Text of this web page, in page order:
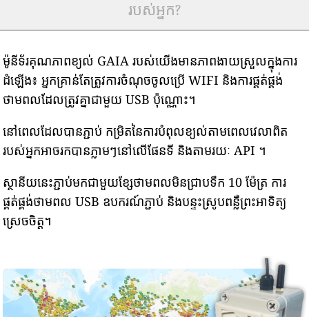
របស់អ្នក?
ម៉ូនីទ័រគុណភាពខ្យល់ GAIA របស់យើងមានភាពងាយស្រួលក្នុងការ
ដំឡើង៖ អ្នកគ្រាន់តែត្រូវការចំណុចចូលប្រើ WIFI និងការផ្គត់ផ្គង់
ថាមពលដែលត្រូវគ្នាជាមួយ USB ប៉ុណ្ណោះ។
នៅពេលដែលបានភ្ជាប់ កម្រិតនៃការបំពុលខ្យល់តាមពេលវេលាពិត
របស់អ្នកអាចរកបានភ្លាមៗនៅលើផែនទី និងតាមរយៈ API ។
ស្ថានីយនេះភ្ជាប់មកជាមួយខ្សែថាមពលមិនជ្រាបទឹក 10 ម៉ែត្រ ការ
ផ្គត់ផ្គង់ថាមពល USB ឧបករណ៍ភ្ជាប់ និងបន្ទះស្រូបពន្លឺព្រះអាទិត្យ
ស្រេចចិត្ត។